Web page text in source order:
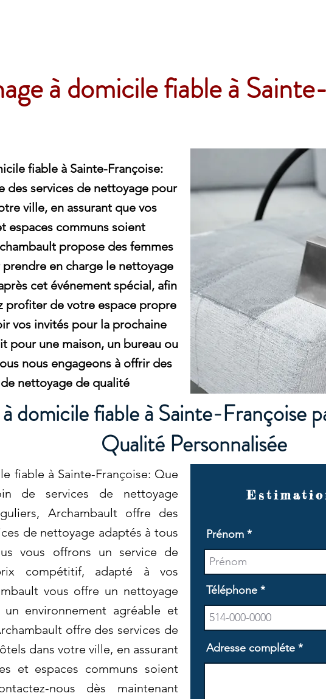
à domicile fiable à
fiable à Sainte-Françoise:
des services de nettoyage pour
ville, en assurant que vos
espaces communs soient
propose des femmes
en charge le nettoyage
cet événement spécial, afin
profiter de votre espace propre
vos invités pour la prochaine
pour une maison, un bureau ou
nous engageons à offrir des
nettoyage de qualité
domicile fiable à Sainte-Françoise
Qualité Personnalisée
fiable à Sainte-Françoise: Que
de services de nettoyage
Archambault offre des
de nettoyage adaptés à tous
vous offrons un service de
compétitif, adapté à vos
vous offre un nettoyage
environnement agréable et
offre des services de
dans votre ville, en assurant
et espaces communs soient
nous dès maintenant
Prénom
Téléphone
Adresse compléte